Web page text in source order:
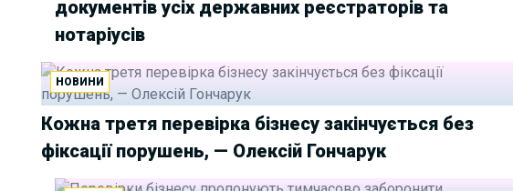
документів усіх державних реєстраторів та
нотаріусів
НОВИНИ
Кожна третя перевірка бізнесу закінчується без
фіксації порушень, — Олексій Гончарук